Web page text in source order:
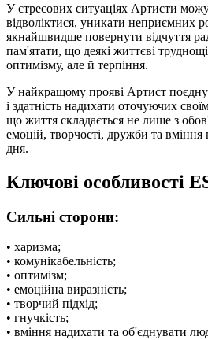
У стресових ситуаціях Артисти
відволіктися, уникати неприємних
якнайшвидше повернути відчуття
пам'ятати, що деякі життєві
оптимізму, але й терпіння.
У найкращому прояві Артист
і здатність надихати оточуючих
що життя складається не лише з
емоцій, творчості, дружби та
дня.
Ключові особливості
Сильні сторони:
• харизма;
• комунікабельність;
• оптимізм;
• емоційна виразність;
• творчий підхід;
• гнучкість;
• вміння надихати та об'єднувати